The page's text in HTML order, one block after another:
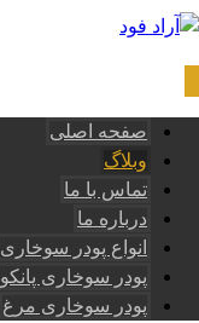
صفحه اصلی
وبلاگ
تماس با ما
درباره ما
انواع پودر سوخاری
پودر سوخاری پانکو
پودر سوخاری مرغ